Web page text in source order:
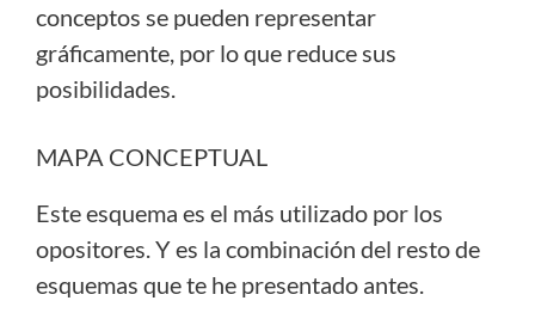
conceptos se pueden representar
gráficamente, por lo que reduce sus
posibilidades.
MAPA CONCEPTUAL
Este esquema es el más utilizado por los
opositores. Y es la combinación del resto de
esquemas que te he presentado antes.